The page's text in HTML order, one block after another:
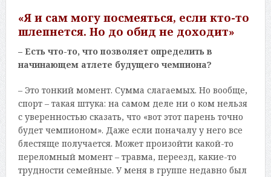
«Я и сам могу посмеяться, если кто-то
шлепнется. Но до обид не доходит»
– Есть что-то, что позволяет определить в
начинающем атлете будущего чемпиона?
– Это тонкий момент. Сумма слагаемых. Но вообще,
спорт – такая штука: на самом деле ни о ком нельзя
с уверенностью сказать, что «вот этот парень точно
будет чемпионом». Даже если поначалу у него все
блестяще получается. Может произойти какой-то
переломный момент – травма, переезд, какие-то
трудности семейные. У меня в группе недавно был